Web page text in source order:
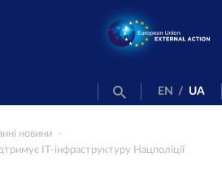
EN / UA
новини
ІТ-інфраструктуру Нацполіції